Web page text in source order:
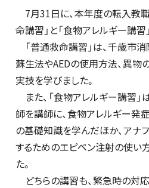
7月31日に、本年度の転入教
命講習」と「食物アレルギー講習
「普通救命講習」は、千歳市
蘇生法やAEDの使用方法、異物
実技を学びました。
また、「食物アレルギー講習
師を講師に、食物アレルギー発
の基礎知識を学んだほか、アナ
するためのエピペン注射の使い
た。
どちらの講習も、緊急時の対